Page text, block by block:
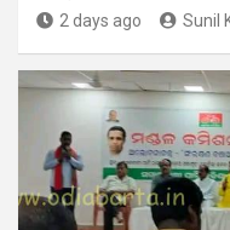
2 days ago Sunil